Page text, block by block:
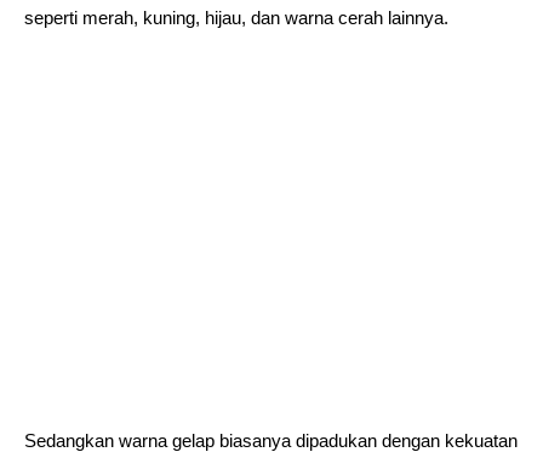
seperti merah, kuning, hijau, dan warna cerah lainnya.
Sedangkan warna gelap biasanya dipadukan dengan kekuatan